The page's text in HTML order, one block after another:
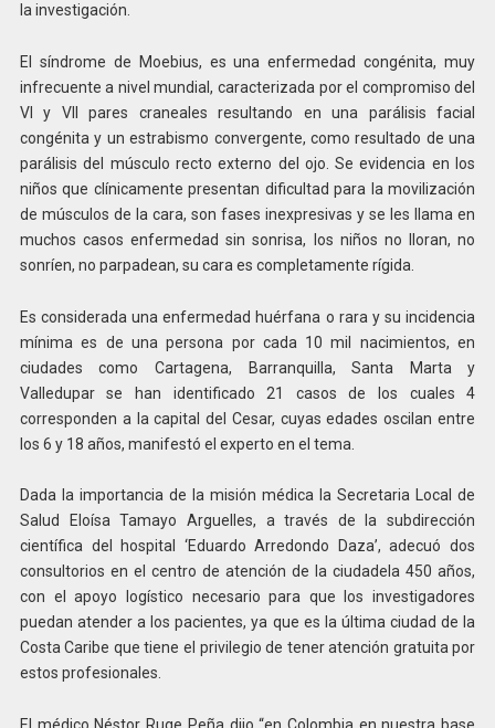
la investigación.
El síndrome de Moebius, es una enfermedad congénita, muy
infrecuente a nivel mundial, caracterizada por el compromiso del
VI y VII pares craneales resultando en una parálisis facial
congénita y un estrabismo convergente, como resultado de una
parálisis del músculo recto externo del ojo. Se evidencia en los
niños que clínicamente presentan dificultad para la movilización
de músculos de la cara, son fases inexpresivas y se les llama en
muchos casos enfermedad sin sonrisa, los niños no lloran, no
sonríen, no parpadean, su cara es completamente rígida.
Es considerada una enfermedad huérfana o rara y su incidencia
mínima es de una persona por cada 10 mil nacimientos, en
ciudades como Cartagena, Barranquilla, Santa Marta y
Valledupar se han identificado 21 casos de los cuales 4
corresponden a la capital del Cesar, cuyas edades oscilan entre
los 6 y 18 años, manifestó el experto en el tema.
Dada la importancia de la misión médica la Secretaria Local de
Salud Eloísa Tamayo Arguelles, a través de la subdirección
científica del hospital ‘Eduardo Arredondo Daza’, adecuó dos
consultorios en el centro de atención de la ciudadela 450 años,
con el apoyo logístico necesario para que los investigadores
puedan atender a los pacientes, ya que es la última ciudad de la
Costa Caribe que tiene el privilegio de tener atención gratuita por
estos profesionales.